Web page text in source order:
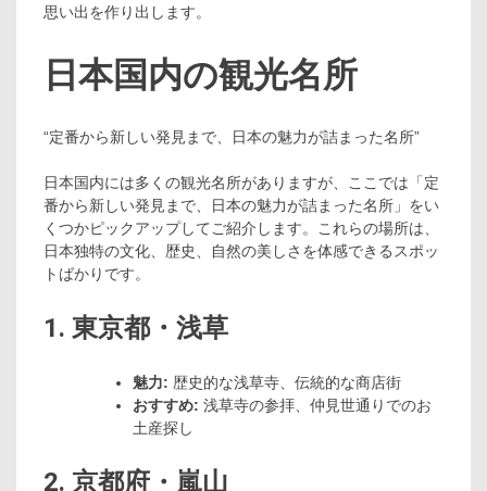
思い出を作り出します。
日本国内の観光名所
“定番から新しい発見まで、日本の魅力が詰まった名所”
日本国内には多くの観光名所がありますが、ここでは「定
番から新しい発見まで、日本の魅力が詰まった名所」をい
くつかピックアップしてご紹介します。これらの場所は、
日本独特の文化、歴史、自然の美しさを体感できるスポッ
トばかりです。
1. 東京都・浅草
魅力: 歴史的な浅草寺、伝統的な商店街
おすすめ: 浅草寺の参拝、仲見世通りでのお
土産探し
2. 京都府・嵐山